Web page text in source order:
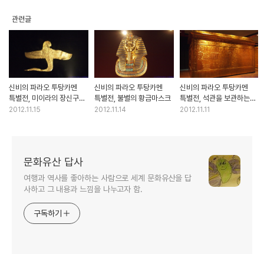
관련글
신비의 파라오 투탕카멘
특별전, 미이라의 장신구와
호신부적
2012.11.15
신비의 파라오 투탕카멘
특별전, 불별의 황금마스크
2012.11.14
신비의 파라오 투탕카멘
특별전, 석관을 보관하는
바깥쪽 사당들
2012.11.11
문화유산 답사
여행과 역사를 좋아하는 사람으로 세계 문화유산을 답
사하고 그 내용과 느낌을 나누고자 함.
구독하기